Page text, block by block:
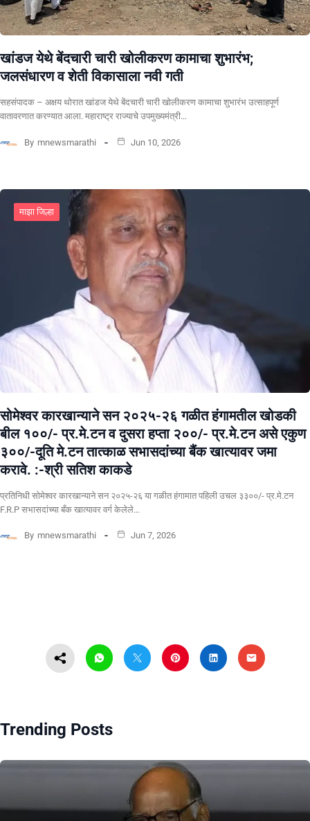
खांडज येथे बेंदचारी चारी खोलीकरण कामाचा शुभारंभ;
जलसंधारण व शेती विकासाला नवी गती
सहसंपादक – अक्षय थोरात खांडज येथे बेंदचारी चारी खोलीकरण कामाचा शुभारंभ उत्साहपूर्ण
वातावरणात करण्यात आला. महाराष्ट्र राज्याचे उपमुख्यमंत्री…
By mnewsmarathi Jun 10, 2026
माझा जिल्हा
सोमेश्वर कारखान्याने सन २०२५-२६ गळीत हंगामतील खोडकी
बील १००/- प्र.मे.टन व दुसरा हप्ता २००/- प्र.मे.टन असे एकुण
३००/-दूति मे.टन तात्काळ सभासदांच्या बैंक खात्यावर जमा
करावे. :-श्री सतिश काकडे
प्रतिनिधी सोमेश्वर कारखान्याने सन २०२५-२६ या गळीत हंगामात पहिली उचल ३३००/- प्र.मे.टन
F.R.P सभासदांच्या बँक खात्यावर वर्ग केलेले…
By mnewsmarathi Jun 7, 2026
Trending Posts